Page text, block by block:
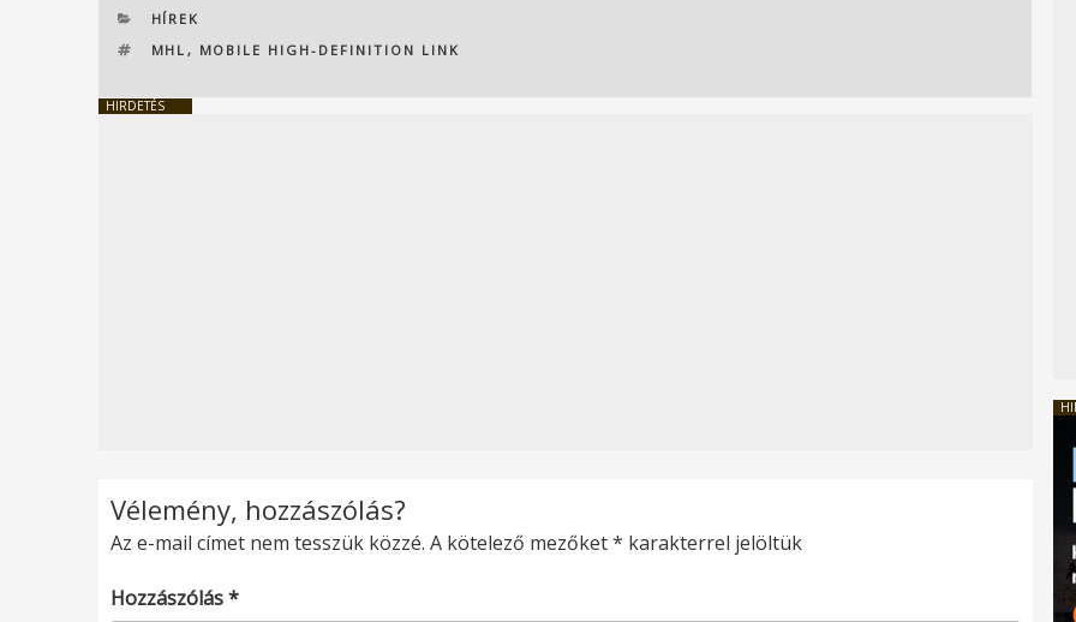
KATEGÓRIÁK
HÍREK
CÍMKÉK
MHL , MOBILE HIGH-DEFINITION LINK
HIRDETÉS
Vélemény, hozzászólás?
Az e-mail címet nem tesszük közzé. A kötelező mezőket* karakterrel jelöltük
Hozzászólás*